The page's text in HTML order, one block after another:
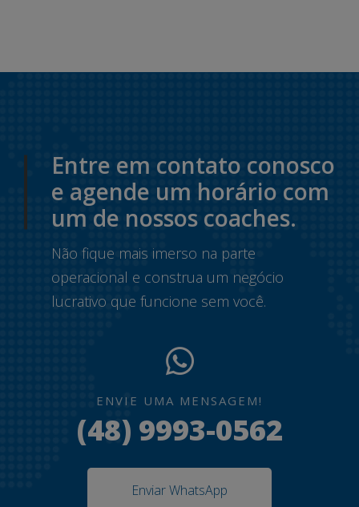
Entre em contato conosco
e agende um horário com
um de nossos coaches.
Não fique mais imerso na parte
operacional e construa um negócio
lucrativo que funcione sem você.
ENVIE UMA MENSAGEM!
(48) 9993-0562
Enviar WhatsApp